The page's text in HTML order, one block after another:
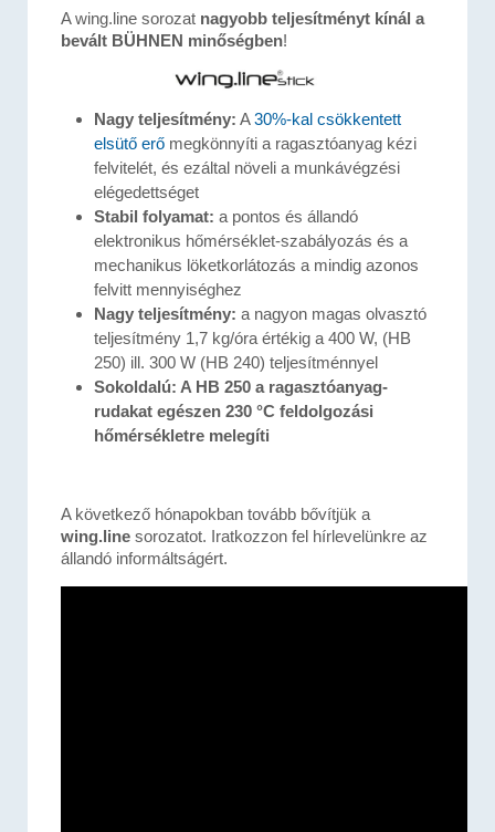
A wing.line sorozat nagyobb teljesítményt kínál a
bevált BÜHNEN minőségben!
Nagy teljesítmény: A30%-kal csökkentett
elsütő erő megkönnyíti a ragasztóanyag kézi
felvitelét, és ezáltal növeli a munkávégzési
elégedettséget
Stabil folyamat: a pontos és állandó
elektronikus hőmérséklet-szabályozás és a
mechanikus löketkorlátozás a mindig azonos
felvitt mennyiséghez
Nagy teljesítmény: a nagyon magas olvasztó
teljesítmény 1,7 kg/óra értékig a 400 W, (HB
250) ill. 300 W (HB 240) teljesítménnyel
Sokoldalú: A HB 250 a ragasztóanyag-
rudakat egészen 230 °C feldolgozási
hőmérsékletre melegíti
A következő hónapokban tovább bővítjük a
wing.line sorozatot. Iratkozzon fel hírlevelünkre az
állandó informáltságért.